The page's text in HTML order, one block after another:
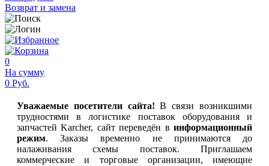
Возврат и замена
0
На сумму
0 Руб.
Уважаемые посетители сайта! В связи возникшими
трудностями в логистике поставок оборудования и
запчастей Karcher, сайт переведён в информационный
режим. Заказы временно не принимаются до
налаживания схемы поставок. Приглашаем
коммерческие и торговые организации, имеющие